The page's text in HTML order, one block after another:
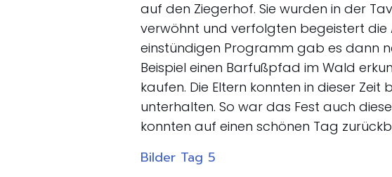
auf den Ziegerhof. Sie wurden in der
verwöhnt und verfolgten begeistert die
einstündigen Programm gab es dann
Beispiel einen Barfußpfad im Wald
kaufen. Die Eltern konnten in dieser
unterhalten. So war das Fest auch
konnten auf einen schönen Tag
Bilder Tag 5